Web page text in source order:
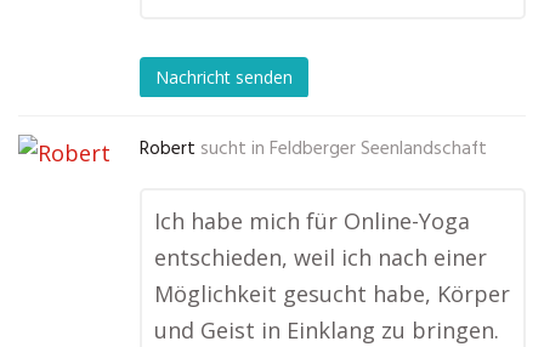
Nachricht senden
Robert sucht in Feldberger Seenlandschaft
Ich habe mich für Online-Yoga
entschieden, weil ich nach einer
Möglichkeit gesucht habe, Körper
und Geist in Einklang zu bringen.